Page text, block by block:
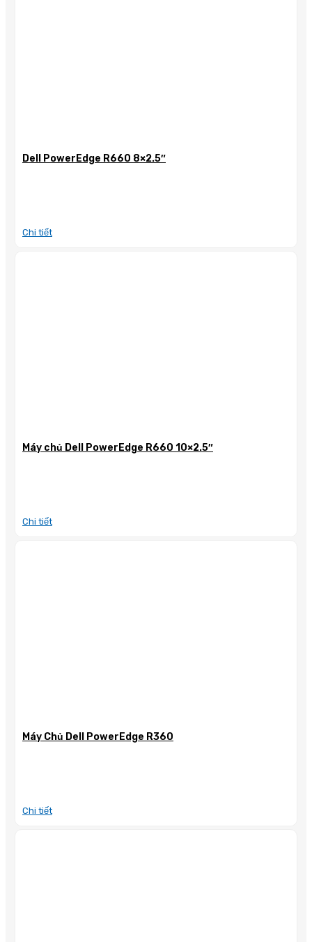
Dell PowerEdge R660 8×2.5″
Chi tiết
Máy chủ Dell PowerEdge R660 10×2.5″
Chi tiết
Máy Chủ Dell PowerEdge R360
Chi tiết